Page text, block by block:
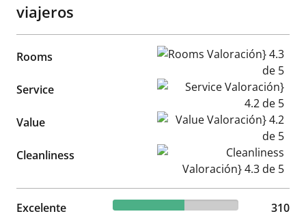
viajeros
Rooms Rooms Valoración} 4.3 de 5
Service Service Valoración} 4.2 de 5
Value Value Valoración} 4.2 de 5
Cleanliness Cleanliness Valoración} 4.3
Excelente 56.99% reviewed Excelente
310 reviews
310